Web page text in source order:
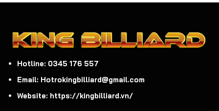
Hotline: 0345 176 557
Email: Hotrokingbilliard@gmail.com
Website: https://kingbilliard.vn/